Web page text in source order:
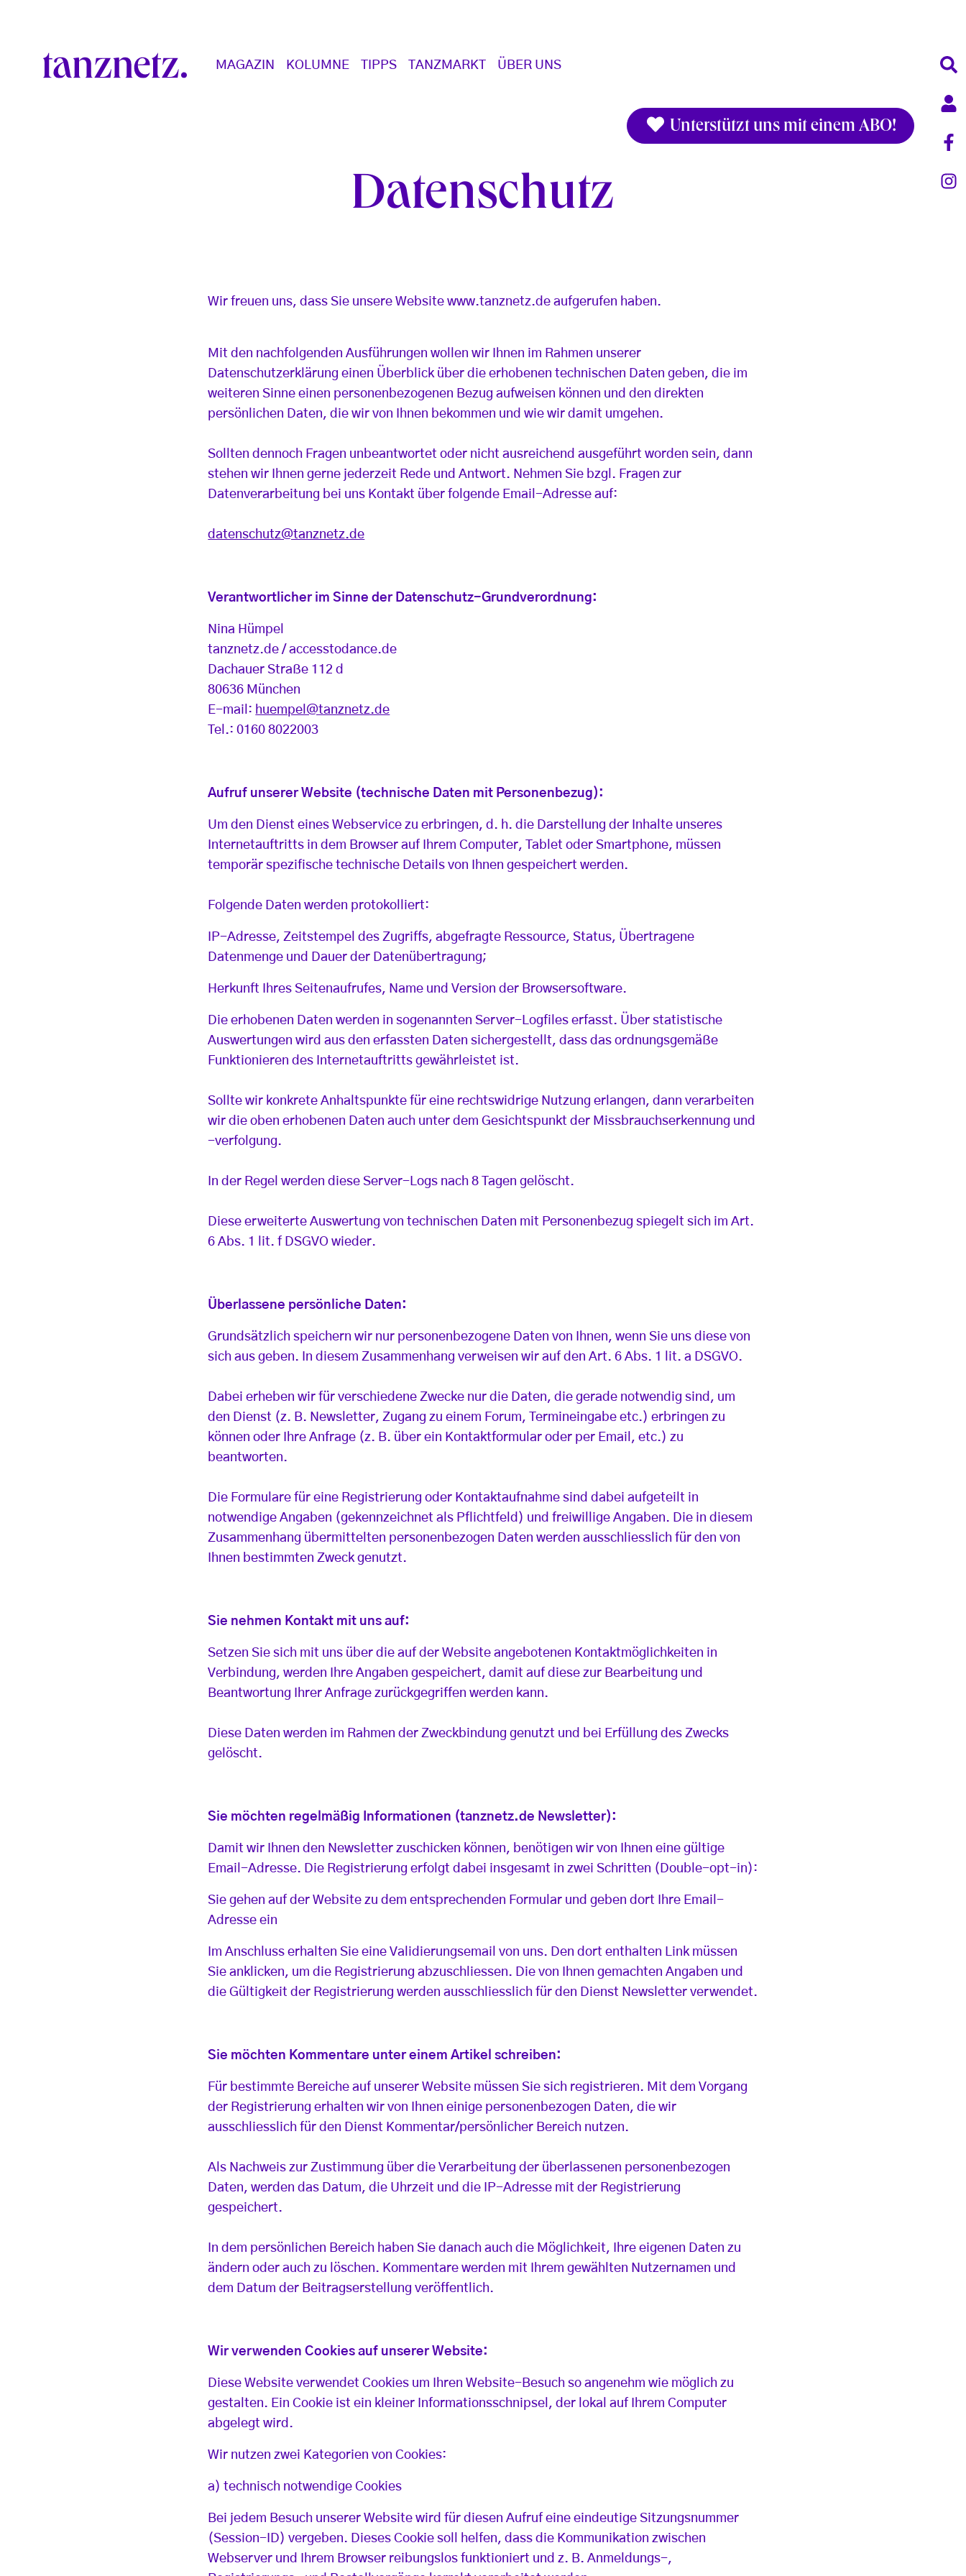
Main navigation
MAGAZIN KOLUMNE TIPPS TANZMARKT ÜBER UNS
Unterstützt uns mit einem ABO!
Datenschutz
Wir freuen uns, dass Sie unsere Website www.tanznetz.de aufgerufen haben.
Mit den nachfolgenden Ausführungen wollen wir Ihnen im Rahmen unserer
Datenschutzerklärung einen Überblick über die erhobenen technischen Daten geben, die im
weiteren Sinne einen personenbezogenen Bezug aufweisen können und den direkten
persönlichen Daten, die wir von Ihnen bekommen und wie wir damit umgehen.
Sollten dennoch Fragen unbeantwortet oder nicht ausreichend ausgeführt worden sein, dann
stehen wir Ihnen gerne jederzeit Rede und Antwort. Nehmen Sie bzgl. Fragen zur
Datenverarbeitung bei uns Kontakt über folgende Email-Adresse auf:
datenschutz@tanznetz.de
Verantwortlicher im Sinne der Datenschutz-Grundverordnung:
Nina Hümpel
tanznetz.de / accesstodance.de
Dachauer Straße 112 d
80636 München
E-mail: huempel@tanznetz.de
Tel.: 0160 8022003
Aufruf unserer Website (technische Daten mit Personenbezug):
Um den Dienst eines Webservice zu erbringen, d. h. die Darstellung der Inhalte unseres
Internetauftritts in dem Browser auf Ihrem Computer, Tablet oder Smartphone, müssen
temporär spezifische technische Details von Ihnen gespeichert werden.
Folgende Daten werden protokolliert:
IP-Adresse, Zeitstempel des Zugriffs, abgefragte Ressource, Status, Übertragene
Datenmenge und Dauer der Datenübertragung;
Herkunft Ihres Seitenaufrufes, Name und Version der Browsersoftware.
Die erhobenen Daten werden in sogenannten Server-Logfiles erfasst. Über statistische
Auswertungen wird aus den erfassten Daten sichergestellt, dass das ordnungsgemäße
Funktionieren des Internetauftritts gewährleistet ist.
Sollte wir konkrete Anhaltspunkte für eine rechtswidrige Nutzung erlangen, dann verarbeiten
wir die oben erhobenen Daten auch unter dem Gesichtspunkt der Missbrauchserkennung und
-verfolgung.
In der Regel werden diese Server-Logs nach 8 Tagen gelöscht.
Diese erweiterte Auswertung von technischen Daten mit Personenbezug spiegelt sich im Art.
6 Abs. 1 lit. f DSGVO wieder.
Überlassene persönliche Daten:
Grundsätzlich speichern wir nur personenbezogene Daten von Ihnen, wenn Sie uns diese von
sich aus geben. In diesem Zusammenhang verweisen wir auf den Art. 6 Abs. 1 lit. a DSGVO.
Dabei erheben wir für verschiedene Zwecke nur die Daten, die gerade notwendig sind, um
den Dienst (z. B. Newsletter, Zugang zu einem Forum, Termineingabe etc.) erbringen zu
können oder Ihre Anfrage (z. B. über ein Kontaktformular oder per Email, etc.) zu
beantworten.
Die Formulare für eine Registrierung oder Kontaktaufnahme sind dabei aufgeteilt in
notwendige Angaben (gekennzeichnet als Pflichtfeld) und freiwillige Angaben. Die in diesem
Zusammenhang übermittelten personenbezogen Daten werden ausschliesslich für den von
Ihnen bestimmten Zweck genutzt.
Sie nehmen Kontakt mit uns auf:
Setzen Sie sich mit uns über die auf der Website angebotenen Kontaktmöglichkeiten in
Verbindung, werden Ihre Angaben gespeichert, damit auf diese zur Bearbeitung und
Beantwortung Ihrer Anfrage zurückgegriffen werden kann.
Diese Daten werden im Rahmen der Zweckbindung genutzt und bei Erfüllung des Zwecks
gelöscht.
Sie möchten regelmäßig Informationen (tanznetz.de Newsletter):
Damit wir Ihnen den Newsletter zuschicken können, benötigen wir von Ihnen eine gültige
Email-Adresse. Die Registrierung erfolgt dabei insgesamt in zwei Schritten (Double-opt-in):
Sie gehen auf der Website zu dem entsprechenden Formular und geben dort Ihre Email-
Adresse ein
Im Anschluss erhalten Sie eine Validierungsemail von uns. Den dort enthalten Link müssen
Sie anklicken, um die Registrierung abzuschliessen. Die von Ihnen gemachten Angaben und
die Gültigkeit der Registrierung werden ausschliesslich für den Dienst Newsletter verwendet.
Sie möchten Kommentare unter einem Artikel schreiben:
Für bestimmte Bereiche auf unserer Website müssen Sie sich registrieren. Mit dem Vorgang
der Registrierung erhalten wir von Ihnen einige personenbezogen Daten, die wir
ausschliesslich für den Dienst Kommentar/persönlicher Bereich nutzen.
Als Nachweis zur Zustimmung über die Verarbeitung der überlassenen personenbezogen
Daten, werden das Datum, die Uhrzeit und die IP-Adresse mit der Registrierung
gespeichert.
In dem persönlichen Bereich haben Sie danach auch die Möglichkeit, Ihre eigenen Daten zu
ändern oder auch zu löschen. Kommentare werden mit Ihrem gewählten Nutzernamen und
dem Datum der Beitragserstellung veröffentlich.
Wir verwenden Cookies auf unserer Website:
Diese Website verwendet Cookies um Ihren Website-Besuch so angenehm wie möglich zu
gestalten. Ein Cookie ist ein kleiner Informationsschnipsel, der lokal auf Ihrem Computer
abgelegt wird.
Wir nutzen zwei Kategorien von Cookies:
a) technisch notwendige Cookies
Bei jedem Besuch unserer Website wird für diesen Aufruf eine eindeutige Sitzungsnummer
(Session-ID) vergeben. Dieses Cookie soll helfen, dass die Kommunikation zwischen
Webserver und Ihrem Browser reibungslos funktioniert und z. B. Anmeldungs-,